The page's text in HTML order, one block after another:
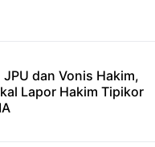
dan Vonis Hakim,
Lapor Hakim Tipikor